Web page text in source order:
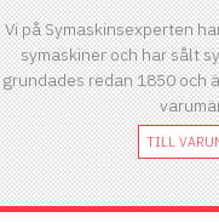
Vi på Symaskinsexperten
symaskiner och har sålt
grundades redan 1850 och
TILL